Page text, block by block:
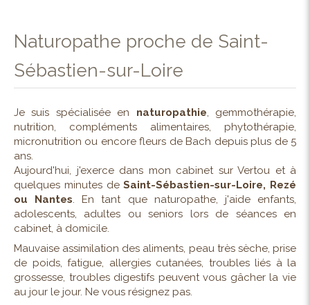
Naturopathe proche de Saint-
Sébastien-sur-Loire
Je suis spécialisée en naturopathie, gemmothérapie,
nutrition, compléments alimentaires, phytothérapie,
micronutrition ou encore fleurs de Bach depuis plus de 5
ans.
Aujourd'hui, j'exerce dans mon cabinet sur Vertou et à
quelques minutes deSaint-Sébastien-sur-Loire, Rezé
ou Nantes. En tant que naturopathe, j'aide enfants,
adolescents, adultes ou seniors lors de séances en
cabinet, à domicile.
Mauvaise assimilation des aliments, peau très sèche, prise
de poids, fatigue, allergies cutanées, troubles liés à la
grossesse, troubles digestifs peuvent vous gâcher la vie
au jour le jour. Ne vous résignez pas.